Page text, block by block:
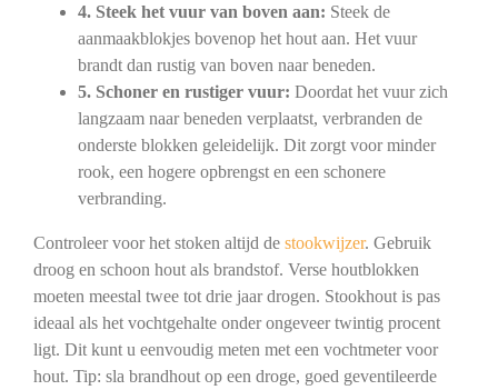
4. Steek het vuur van boven aan: Steek de
aanmaakblokjes bovenop het hout aan. Het vuur
brandt dan rustig van boven naar beneden.
5. Schoner en rustiger vuur: Doordat het vuur zich
langzaam naar beneden verplaatst, verbranden de
onderste blokken geleidelijk. Dit zorgt voor minder
rook, een hogere opbrengst en een schonere
verbranding.
Controleer voor het stoken altijd de stookwijzer. Gebruik
droog en schoon hout als brandstof. Verse houtblokken
moeten meestal twee tot drie jaar drogen. Stookhout is pas
ideaal als het vochtgehalte onder ongeveer twintig procent
ligt. Dit kunt u eenvoudig meten met een vochtmeter voor
hout. Tip: sla brandhout op een droge, goed geventileerde